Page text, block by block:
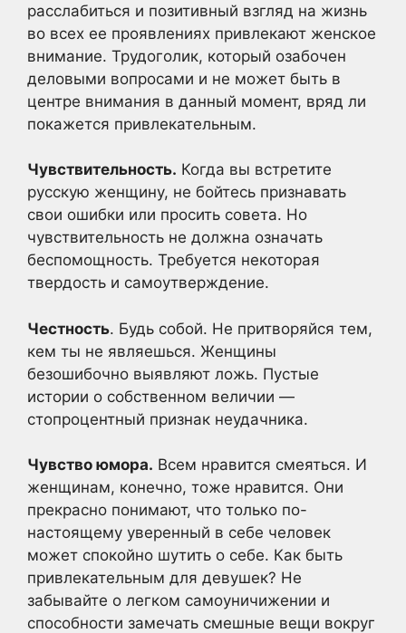
расслабиться и позитивный взгляд на жизнь
во всех ее проявлениях привлекают женское
внимание. Трудоголик, который озабочен
деловыми вопросами и не может быть в
центре внимания в данный момент, вряд ли
покажется привлекательным.
Чувствительность. Когда вы встретите
русскую женщину, не бойтесь признавать
свои ошибки или просить совета. Но
чувствительность не должна означать
беспомощность. Требуется некоторая
твердость и самоутверждение.
Честность. Будь собой. Не притворяйся тем,
кем ты не являешься. Женщины
безошибочно выявляют ложь. Пустые
истории о собственном величии —
стопроцентный признак неудачника.
Чувство юмора. Всем нравится смеяться. И
женщинам, конечно, тоже нравится. Они
прекрасно понимают, что только по-
настоящему уверенный в себе человек
может спокойно шутить о себе. Как быть
привлекательным для девушек? Не
забывайте о легком самоуничижении и
способности замечать смешные вещи вокруг